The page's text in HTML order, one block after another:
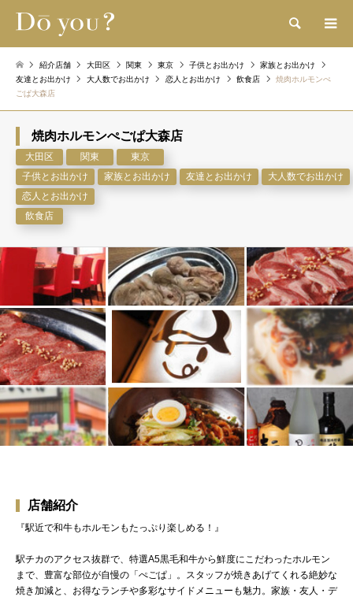
検索
紹介店舗 大田区 関東 東京 子供とお出かけ
家族とお出かけ
友達とお出かけ
大人数でお出かけ 恋人とお出かけ 飲食店
焼肉ホルモンぺ
ごぱ大森店
焼肉ホルモンぺごぱ大森店
大田区 関東
東京
子供とお出かけ
家族とお出かけ 友達とお出かけ
大人数でお出かけ
恋人とお出かけ
飲食店
店舗紹介
『駅近で和牛もホルモンもたっぷり楽しめる！』
駅チカのアクセス抜群で、特選A5黒毛和牛から鮮度にこだわったホルモン
まで、豊富な部位が自慢の「ぺごぱ」。スタッフが焼きあげてくれる絶妙な
焼き加減と、お得なランチや多彩なサイドメニューも魅力。家族・友人・デ